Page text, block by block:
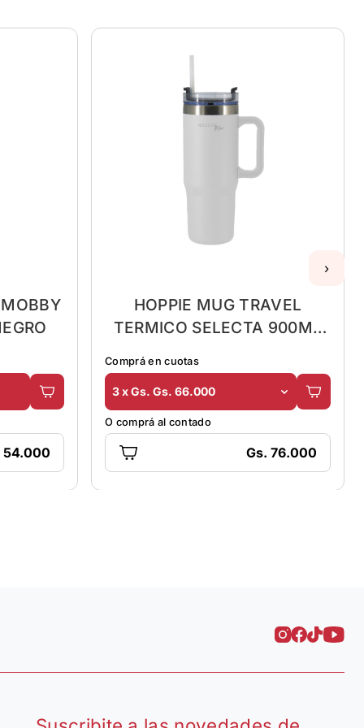
54.000
HOPPIE MUG TRAVEL
TERMICO SELECTA 900ML
Comprá en cuotas
3 x Gs. Gs. 66.000
O comprá al contado
Gs. 76.000
›